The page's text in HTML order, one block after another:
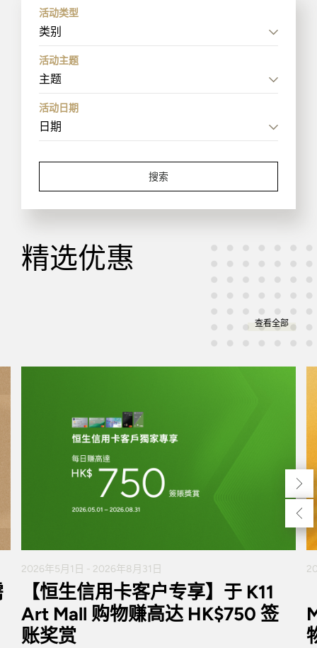
活动类型
类别
活动主题
主题
活动日期
搜索
精选优惠
查看全部
2026年5月1日 - 2026年8月31日
【恒生信用卡客户专享】于 K11
Art Mall 购物赚高达 HK$750 签
账奖赏